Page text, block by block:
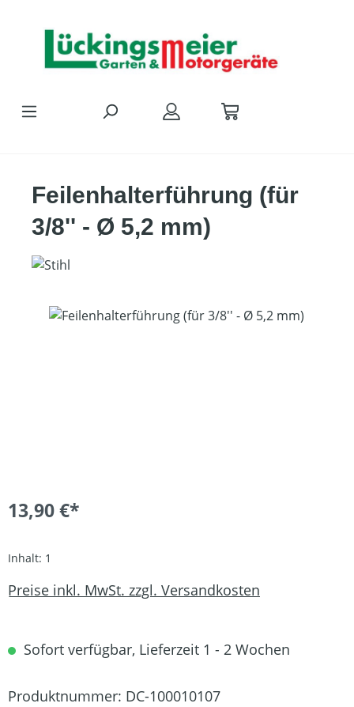
Feilenhalterführung (für
3/8'' - Ø 5,2 mm)
Bildergalerie überspringen
13,90 €*
Inhalt: 1
Preise inkl. MwSt. zzgl. Versandkosten
Sofort verfügbar, Lieferzeit 1 - 2 Wochen
Produktnummer: DC-100010107